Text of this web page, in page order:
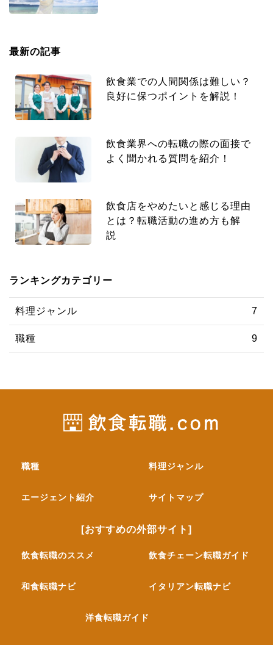
最新の記事
飲食業での人間関係は難しい？
良好に保つポイントを解説！
飲食業界への転職の際の面接で
よく聞かれる質問を紹介！
飲食店をやめたいと感じる理由
とは？転職活動の進め方も解
説
ランキングカテゴリー
料理ジャンル 7
職種 9
職種 料理ジャンル
エージェント紹介 サイトマップ
[おすすめの外部サイト]
飲食転職のススメ 飲食チェーン転職ガイド
和食転職ナビ イタリアン転職ナビ
洋食転職ガイド